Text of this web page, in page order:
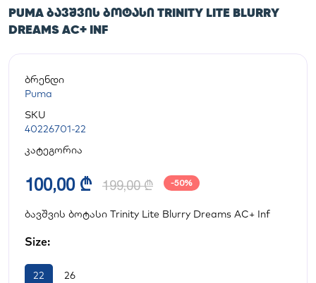
PUMA ᲑᲐᲕᲨᲕᲘᲡ ᲑᲝᲢᲐᲡᲘ TRINITY LITE BLURRY
DREAMS AC+ INF
ბრენდი
Puma
SKU
40226701-22
კატეგორია
100,00 ₾ 199,00 ₾ -50%
ბავშვის ბოტასი Trinity Lite Blurry Dreams AC+ Inf
Size:
22 26